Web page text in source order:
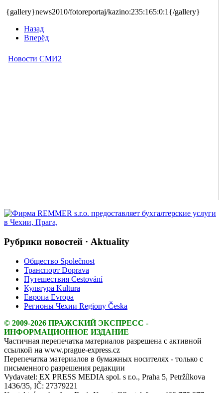
{gallery}news2010/fotoreportaj/kazino:235:165:0:1{/gallery}
Назад
Вперёд
Рубрики новостей · Aktuality
Общество Společnost
Транспорт Doprava
Путешествия Cestování
Культура Kultura
Европа Evropa
Регионы Чехии Regiony Česka
© 2009-2026 ПРАЖСКИЙ ЭКСПРЕСС -
ИНФОРМАЦИОННОЕ ИЗДАНИЕ
Частичная перепечатка материалов разрешена с активной
ссылкой на www.prague-express.cz
Перепечатка материалов в бумажных носителях - только с
письменного разрешения редакции
Vydavatel: EX PRESS MEDIA spol. s r.o., Praha 5, Petržílkova
1436/35, IČ: 27379221